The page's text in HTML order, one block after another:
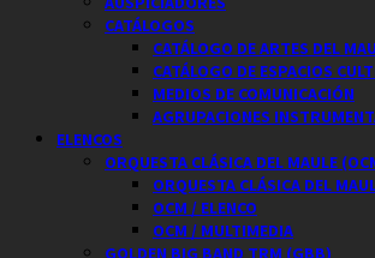
CATÁLOGOS
CATÁLOGO DE ARTES DEL
CATÁLOGO DE ESPACIOS
MEDIOS DE COMUNICACIÓN
AGRUPACIONES
ELENCOS
ORQUESTA CLÁSICA DEL MAULE
ORQUESTA CLÁSICA DEL
OCM / ELENCO
OCM / MULTIMEDIA
GOLDEN BIG BAND TRM (GBB)